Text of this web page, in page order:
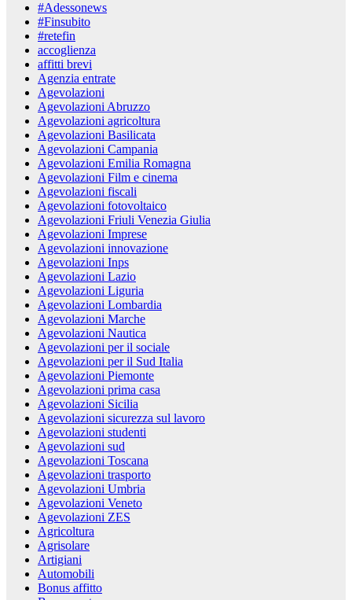
#Adessonews
#Finsubito
#retefin
accoglienza
affitti brevi
Agenzia entrate
Agevolazioni
Agevolazioni Abruzzo
Agevolazioni agricoltura
Agevolazioni Basilicata
Agevolazioni Campania
Agevolazioni Emilia Romagna
Agevolazioni Film e cinema
Agevolazioni fiscali
Agevolazioni fotovoltaico
Agevolazioni Friuli Venezia Giulia
Agevolazioni Imprese
Agevolazioni innovazione
Agevolazioni Inps
Agevolazioni Lazio
Agevolazioni Liguria
Agevolazioni Lombardia
Agevolazioni Marche
Agevolazioni Nautica
Agevolazioni per il sociale
Agevolazioni per il Sud Italia
Agevolazioni Piemonte
Agevolazioni prima casa
Agevolazioni Sicilia
Agevolazioni sicurezza sul lavoro
Agevolazioni studenti
Agevolazioni sud
Agevolazioni Toscana
Agevolazioni trasporto
Agevolazioni Umbria
Agevolazioni Veneto
Agevolazioni ZES
Agricoltura
Agrisolare
Artigiani
Automobili
Bonus affitto